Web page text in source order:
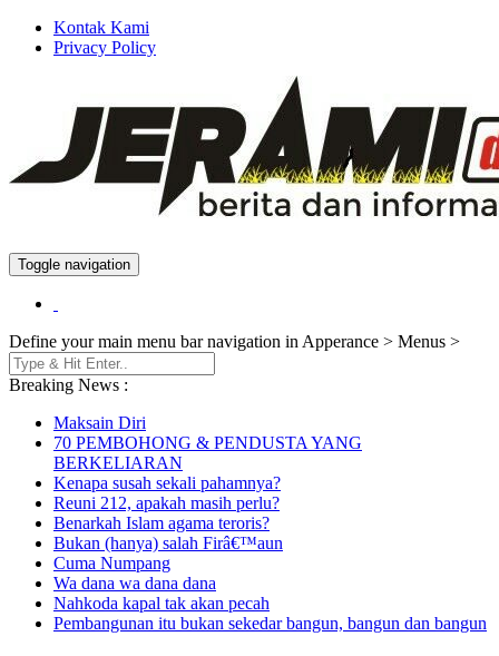
Kontak Kami
Privacy Policy
Jeramidotinfo
Berita dan Informasi Terkini
Toggle navigation
Define your main menu bar navigation in Apperance > Menus >
Breaking News :
Maksain Diri
70 PEMBOHONG & PENDUSTA YANG
BERKELIARAN
Kenapa susah sekali pahamnya?
Reuni 212, apakah masih perlu?
Benarkah Islam agama teroris?
Bukan (hanya) salah Firâ€™aun
Cuma Numpang
Wa dana wa dana dana
Nahkoda kapal tak akan pecah
Pembangunan itu bukan sekedar bangun, bangun dan bangun